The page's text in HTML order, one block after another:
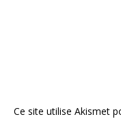
Ce site utilise Akismet